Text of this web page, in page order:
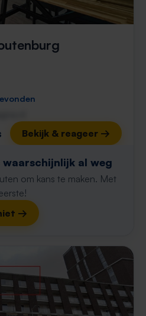
Bekijk & reageer →
waarschijnlijk al weg
om kans te maken. Met
→